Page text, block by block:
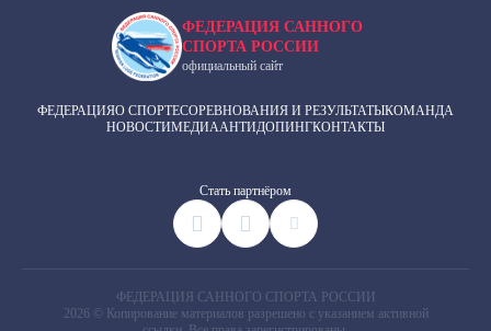
ФЕДЕРАЦИЯ САННОГО
СПОРТА РОССИИ
официальный сайт
ФЕДЕРАЦИЯО СПОРТЕСОРЕВНОВАНИЯ И РЕЗУЛЬТАТЫКОМАНДА
НОВОСТИМЕДИААНТИДОПИНГКОНТАКТЫ
Cтать партнёром
ФЕДЕРАЦИЯ САННОГО СПОРТА РОССИИ
2026 © Копирование материалов разрешено с указанием активной